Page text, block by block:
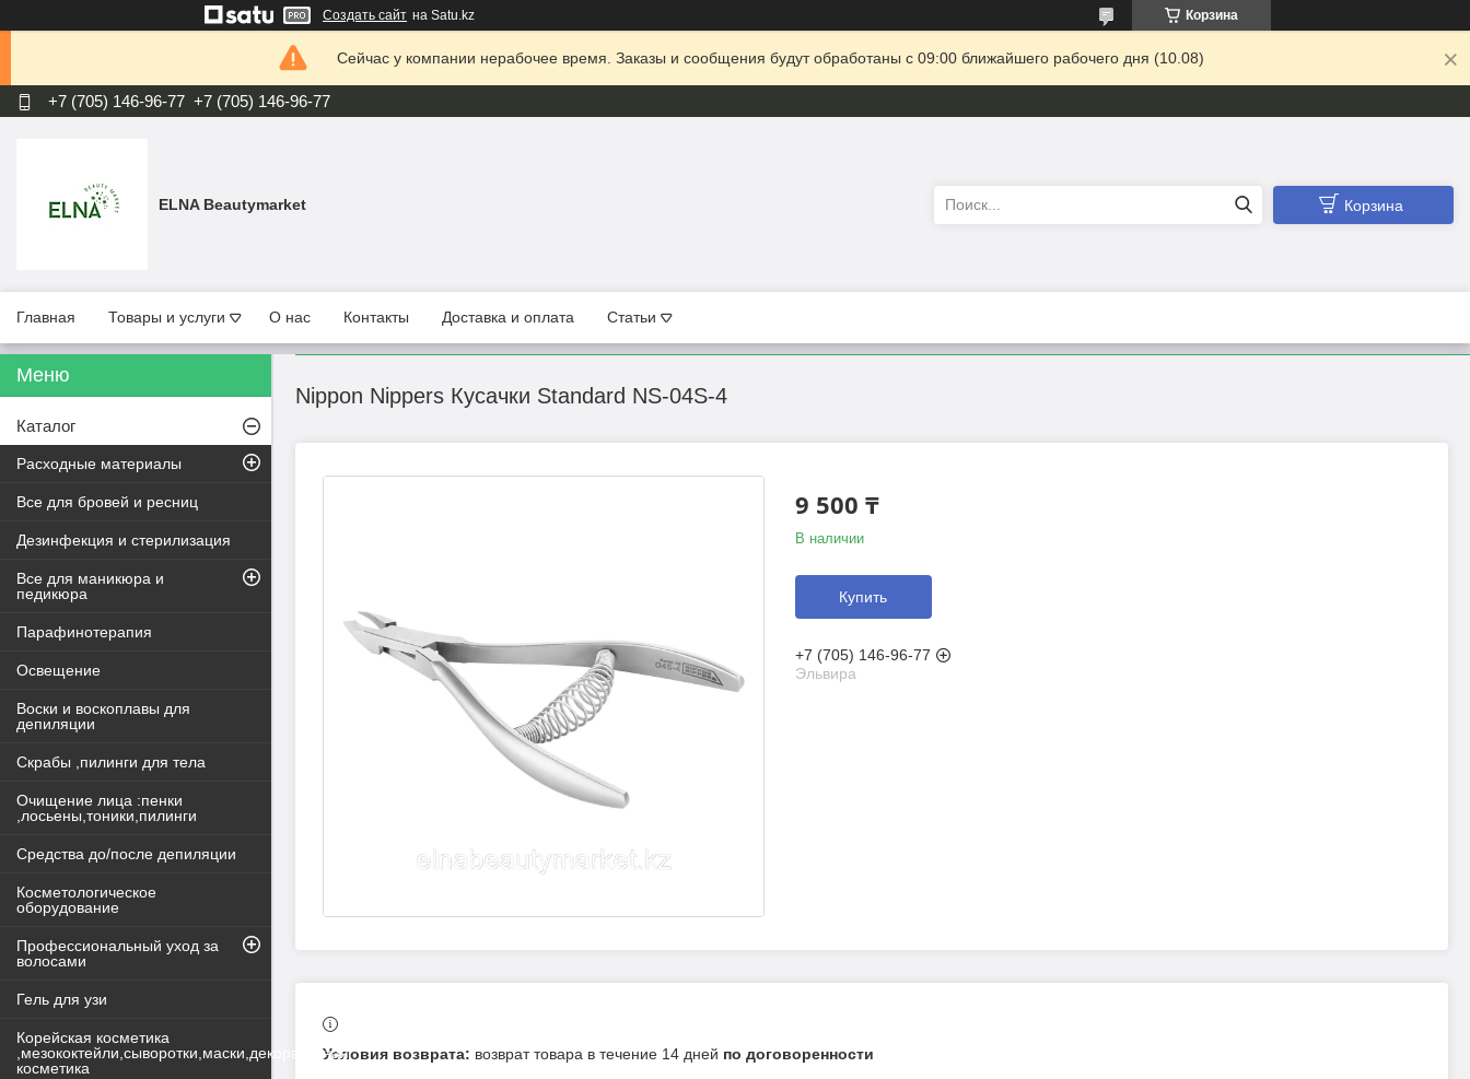
Создать сайт на Satu.kz Корзина
Сейчас у компании нерабочее время. Заказы и сообщения будут обработаны с 09:00 ближайшего рабочего дня (10.08)
+7 (705) 146-96-77 +7 (705) 146-96-77
ELNA Beautymarket Корзина
Главная Товары и услуги О нас Контакты Доставка и оплата Статьи
Nippon Nippers Кусачки Standard NS-04S-4
9 500 ₸
В наличии
Купить
+7 (705) 146-96-77
Эльвира
возврат товара в течение 14 дней по договоренности
Каталог
Расходные материалы
Все для бровей и ресниц
Дезинфекция и стерилизация
Все для маникюра и
педикюра
Парафинотерапия
Освещение
Воски и воскоплавы для
депиляции
Скрабы ,пилинги для тела
Очищение лица :пенки
,лосьены,тоники,пилинги
Средства до/после депиляции
Косметологическое
оборудование
Профессиональный уход за
волосами
Гель для узи
Корейская косметика
,мезококтейли,сыворотки,маски,декоративная
косметика